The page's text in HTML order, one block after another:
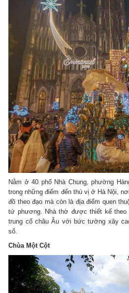
Nằm ở 40 phố Nhà Chung, phường
trong những điểm đến thú vị ở Hà Nội,
đồ theo đạo mà còn là địa điểm quen
tứ phương. Nhà thờ được thiết kế theo
trung cổ châu Âu với bức tường xây
sổ.
Chùa Một Cột